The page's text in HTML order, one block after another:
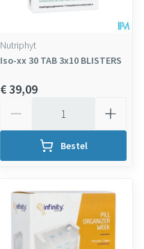
Nutriphyt
Iso-xx 30 TAB 3x10 BLISTERS
€ 39,09
Bestel